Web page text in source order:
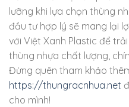
lưỡng khi lựa chọn thùng
đầu tư hợp lý sẽ mang lại
với Việt Xanh Plastic để
thùng nhựa chất lượng,
Đừng quên tham khảo
https://thungracnhua.net
cho mình!